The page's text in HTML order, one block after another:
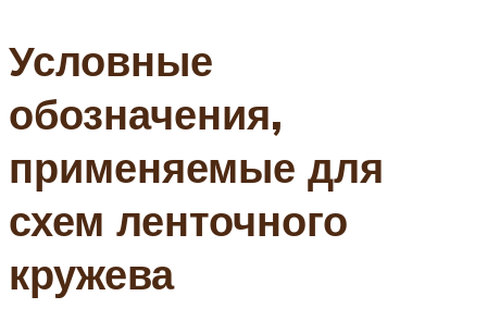
Условные
обозначения,
применяемые для
схем ленточного
кружева